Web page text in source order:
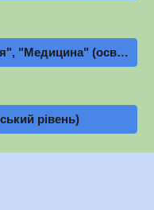
"Фізична терапія", "Ерготерапія", "Медицина" (освітньо-науковий рівень)
рівень)